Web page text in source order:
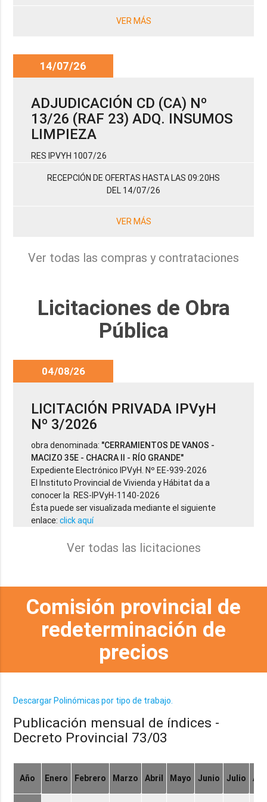
VER MÁS
14/07/26
ADJUDICACIÓN CD (CA) Nº
13/26 (RAF 23) ADQ. INSUMOS
LIMPIEZA
RES IPVYH 1007/26
RECEPCIÓN DE OFERTAS HASTA LAS 09:20HS
DEL 14/07/26
VER MÁS
Ver todas las compras y contrataciones
Licitaciones de Obra
Pública
04/08/26
LICITACIÓN PRIVADA IPVyH
Nº 3/2026
obra denominada: "CERRAMIENTOS DE VANOS -
MACIZO 35E - CHACRA II - RÍO GRANDE"
Expediente Electrónico IPVyH. Nº EE-939-2026
El Instituto Provincial de Vivienda y Hábitat da a
conocer la RES-IPVyH-1140-2026
Ésta puede ser visualizada mediante el siguiente
enlace:click aquí
Ver todas las licitaciones
Comisión provincial de
redeterminación de
precios
Descargar Polinómicas por tipo de trabajo.
Publicación mensual de índices -
Decreto Provincial 73/03
Año Enero Febrero Marzo Abril Mayo Junio Julio